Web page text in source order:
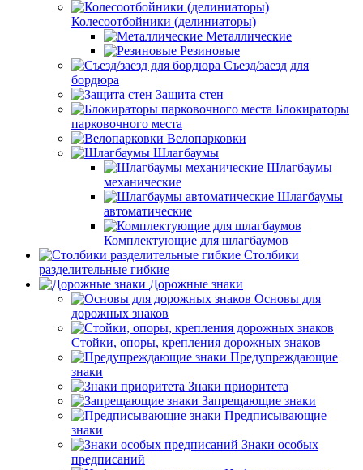
Колесоотбойники (делиниаторы)
Металлические
Резиновые
Съезд/заезд для
бордюра
Защита стен
Блокираторы
парковочного места
Велопарковки
Шлагбаумы
Шлагбаумы
механические
Шлагбаумы
автоматические
Комплектующие для шлагбаумов
Столбики
разделительные гибкие
Дорожные знаки
Основы для
дорожных знаков
Стойки, опоры, крепления дорожных знаков
Предупреждающие
знаки
Знаки приоритета
Запрещающие знаки
Предписывающие
знаки
Знаки особых
предписаний